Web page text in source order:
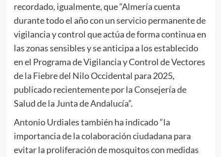
recordado, igualmente, que “Almería cuenta
durante todo el año con un servicio permanente de
vigilancia y control que actúa de forma continua en
las zonas sensibles y se anticipa a los establecido
en el Programa de Vigilancia y Control de Vectores
de la Fiebre del Nilo Occidental para 2025,
publicado recientemente por la Consejería de
Salud de la Junta de Andalucía”.
Antonio Urdiales también ha indicado “la
importancia de la colaboración ciudadana para
evitar la proliferación de mosquitos con medidas